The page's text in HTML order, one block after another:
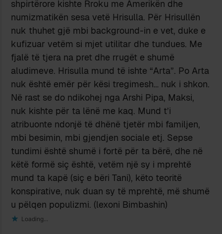
shpirtërore kishte Rroku me Amerikën dhe
numizmatikën sesa vetë Hrisulla. Për Hrisullën
nuk thuhet gjë mbi background-in e vet, duke e
kufizuar vetëm si mjet utilitar dhe tundues. Me
fjalë të tjera na pret dhe rrugët e shumë
aludimeve. Hrisulla mund të ishte “Arta”. Po Arta
nuk është emër për kësi tregimesh… nuk i shkon.
Në rast se do ndikohej nga Arshi Pipa, Maksi,
nuk kishte për ta lënë me kaq. Mund t’i
atribuonte ndonjë të dhënë tjetër mbi familjen,
mbi besimin, mbi gjendjen sociale etj. Sepse
tundimi është shumë i fortë për ta bërë, dhe në
këtë formë siç është, vetëm një sy i mprehtë
mund ta kapë (siç e bëri Tani), këto teoritë
konspirative, nuk duan sy të mprehtë, më shumë
u pëlqen populizmi. (lexoni Bimbashin)
Loading...